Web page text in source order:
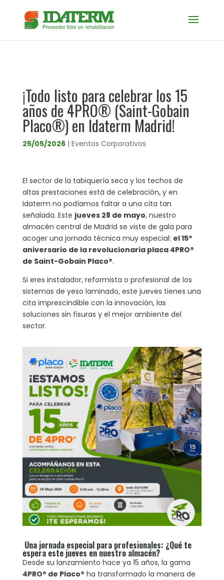
¡Todo listo para celebrar los 15
años de 4PRO® (Saint-Gobain
Placo®) en Idaterm Madrid!
25/05/2026| Eventos Corporativos
El sector de la tabiquería seca y los techos de
altas prestaciones está de celebración, y en
Idaterm no podíamos faltar a una cita tan
señalada. Este jueves 28 de mayo, nuestro
almacén central de Madrid se viste de gala para
acoger una jornada técnica muy especial: el 15º
aniversario de la revolucionaria placa 4PRO®
de Saint-Gobain Placo®.
Si eres instalador, reformista o profesional de los
sistemas de yeso laminado, este jueves tienes una
cita imprescindible con la innovación, las
soluciones sin fisuras y el mejor ambiente del
sector.
Una jornada especial para profesionales: ¿Qué te
espera este jueves en nuestro almacén?
Desde su lanzamiento hace ya 15 años, la gama
4PRO® de Placo® ha transformado la manera de